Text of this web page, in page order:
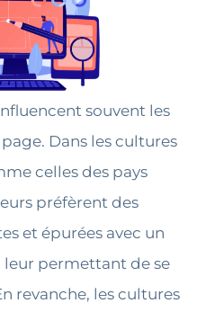
souvent les
Dans les cultures
celles des pays
préfèrent des
et épurées avec un
leur permettant de se
revanche, les cultures